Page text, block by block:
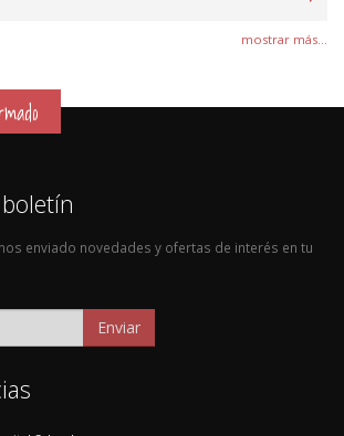
mostrar más...
enviado novedades y ofertas de interés en tu
Enviar